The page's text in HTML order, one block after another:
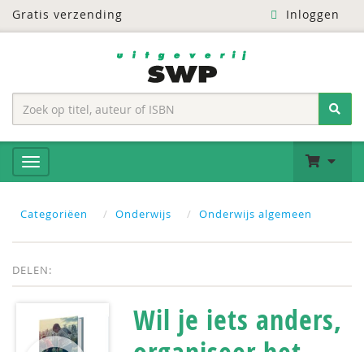
Gratis verzending Inloggen
Categoriëen Onderwijs Onderwijs algemeen
DELEN:
Wil je iets anders,